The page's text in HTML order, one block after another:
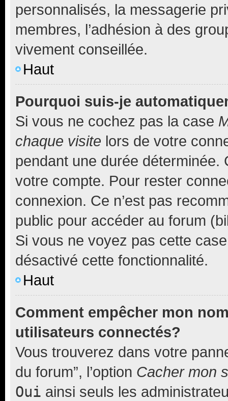
personnalisés, la messagerie
membres, l’adhésion à des
vivement conseillée.
Haut
Pourquoi suis-je
Si vous ne cochez pas la case
chaque visite lors de votre
pendant une durée déterminée.
votre compte. Pour rester
connexion. Ce n’est pas
public pour accéder au forum
Si vous ne voyez pas cette
désactivé cette fonctionnalité.
Haut
Comment empêcher mon
utilisateurs connectés?
Vous trouverez dans votre
du forum”, l’option Cacher mon
Oui ainsi seuls les